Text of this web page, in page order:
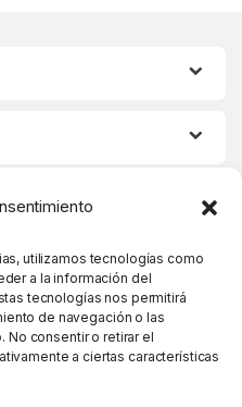
utilizamos tecnologías como
a la información del
tecnologías nos permitirá
de navegación o las
No consentir o retirar el
a ciertas características